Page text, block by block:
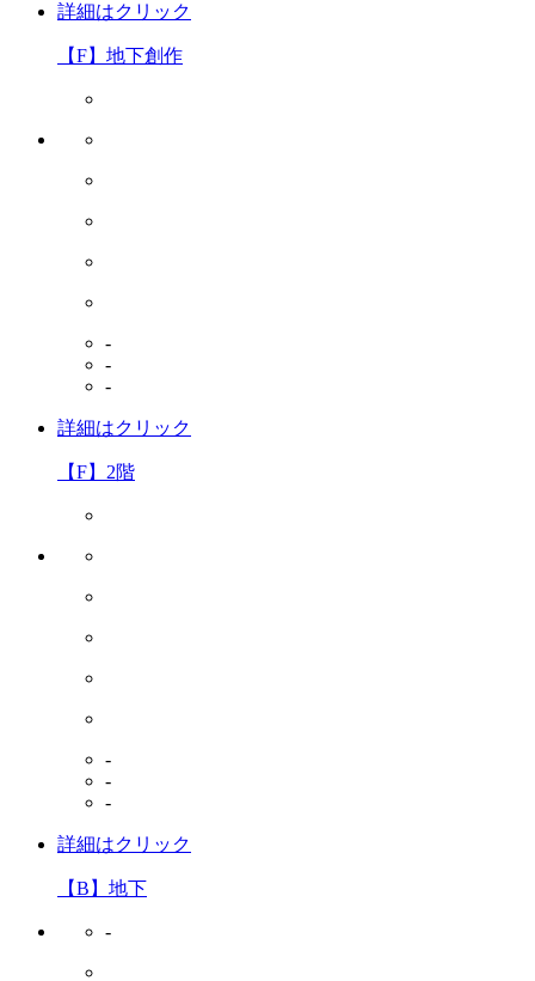
詳細はクリック
【F】地下創作
-
-
-
詳細はクリック
【F】2階
-
-
-
詳細はクリック
【B】地下
-